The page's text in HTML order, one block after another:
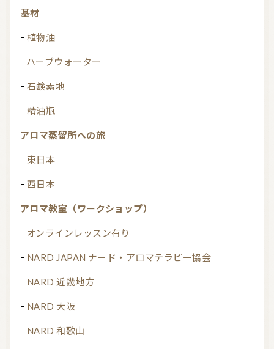
基材
植物油
ハーブウォーター
石鹸素地
精油瓶
アロマ蒸留所への旅
東日本
西日本
アロマ教室（ワークショップ）
オンラインレッスン有り
NARD JAPAN ナード・アロマテラピー協会
NARD 近畿地方
NARD 大阪
NARD 和歌山